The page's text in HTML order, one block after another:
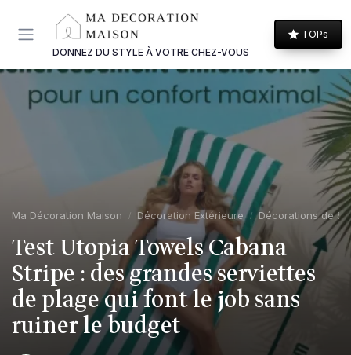
DONNEZ DU STYLE À VOTRE CHEZ-VOUS
TOPs
Ma Décoration Maison Décoration Extérieure Décorations de
Test Utopia Towels Cabana
Stripe : des grandes serviettes
de plage qui font le job sans
ruiner le budget
Panneau de gestion des cookies